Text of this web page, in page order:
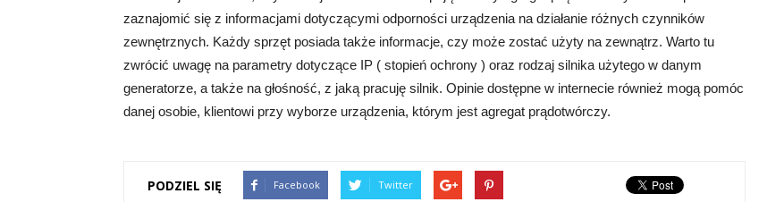
zaznajomić się z informacjami dotyczącymi odporności urządzenia na działanie różnych czynników
zewnętrznych. Każdy sprzęt posiada także informacje, czy może zostać użyty na zewnątrz. Warto tu
zwrócić uwagę na parametry dotyczące IP ( stopień ochrony ) oraz rodzaj silnika użytego w danym
generatorze, a także na głośność, z jaką pracuję silnik. Opinie dostępne w internecie również mogą pomóc
danej osobie, klientowi przy wyborze urządzenia, którym jest agregat prądotwórczy.
PODZIEL SIĘ Facebook Twitter